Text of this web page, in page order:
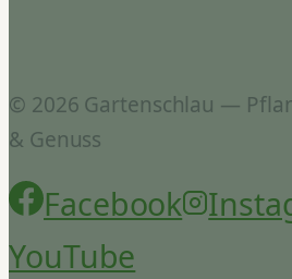
© 2026 Gartenschlau —
& Genuss
Facebook
YouTube